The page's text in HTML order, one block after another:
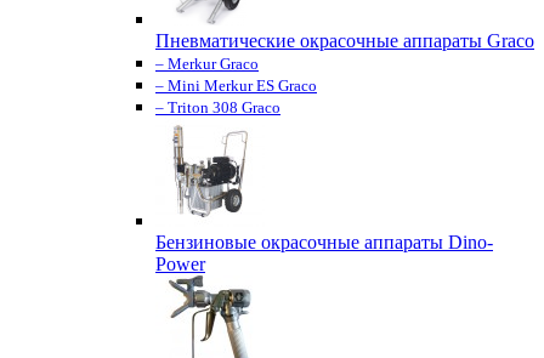
Пневматические окрасочные аппараты Graco
– Merkur Graco
– Mini Merkur ES Graco
– Triton 308 Graco
Бензиновые окрасочные аппараты Dino-
Power